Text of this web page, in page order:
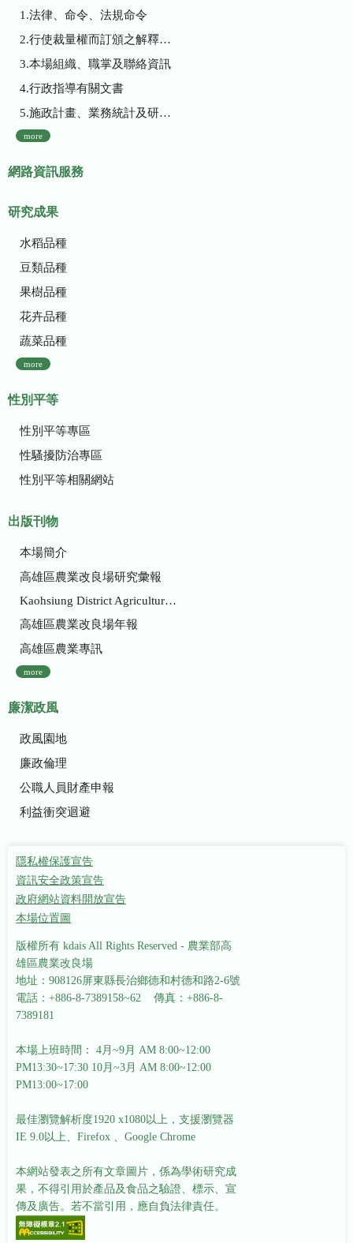
1.法律、命令、法規命令
2.行使裁量權而訂頒之解釋性規定及裁量基準
3.本場組織、職掌及聯絡資訊
4.行政指導有關文書
5.施政計畫、業務統計及研究報告
more
網路資訊服務
研究成果
水稻品種
豆類品種
果樹品種
花卉品種
蔬菜品種
more
性別平等
性別平等專區
性騷擾防治專區
性別平等相關網站
出版刊物
本場簡介
高雄區農業改良場研究彙報
Kaohsiung District Agricultural Research and Extension Station
高雄區農業改良場年報
高雄區農業專訊
more
廉潔政風
政風園地
廉政倫理
公職人員財產申報
利益衝突迴避
隱私權保護宣告
資訊安全政策宣告
政府網站資料開放宣告
本場位置圖
版權所有 kdais All Rights Reserved - 農業部高
雄區農業改良場
地址：908126屏東縣長治鄉德和村德和路2-6號
電話：+886-8-7389158~62 傳真：+886-8-
7389181
本場上班時間： 4月~9月 AM 8:00~12:00
PM13:30~17:30 10月~3月 AM 8:00~12:00
PM13:00~17:00
最佳瀏覽解析度1920 x1080以上，支援瀏覽器
IE 9.0以上、Firefox 、Google Chrome
本網站發表之所有文章圖片，係為學術研究成
果，不得引用於產品及食品之驗證、標示、宣
傳及廣告。若不當引用，應自負法律責任。